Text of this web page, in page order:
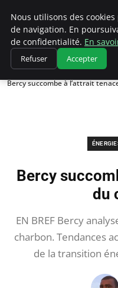
Accueil
Énergies Renouvelables
Bercy succombe à l’attrait
Bercy
du
EN BREF Bercy
charbon. Tendances
de la transition
Nous utilisons des
de navigation. En
de confidentialité. En
Refuser Accepter